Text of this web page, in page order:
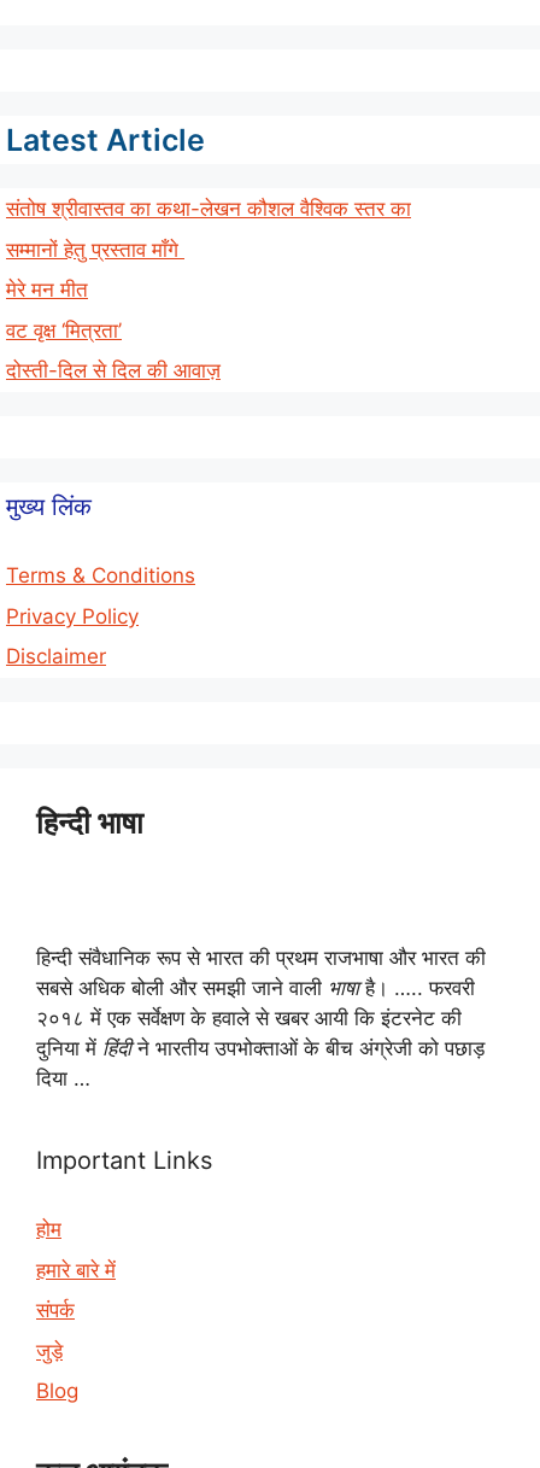
Latest Article
संतोष श्रीवास्तव का कथा-लेखन कौशल वैश्विक स्तर का
सम्मानों हेतु प्रस्ताव माँगे
मेरे मन मीत
वट वृक्ष ‘मित्रता’
दोस्ती-दिल से दिल की आवाज़
मुख्य लिंक
Terms & Conditions
Privacy Policy
Disclaimer
हिन्दी भाषा
हिन्दी संवैधानिक रूप से भारत की प्रथम राजभाषा और भारत की
सबसे अधिक बोली और समझी जाने वाली भाषाहै। ….. फरवरी
२०१८ में एक सर्वेक्षण के हवाले से खबर आयी कि इंटरनेट की
दुनिया में हिंदीने भारतीय उपभोक्ताओं के बीच अंग्रेजी को पछाड़
दिया …
Important Links
होम
हमारे बारे में
संपर्क
जुड़े
Blog